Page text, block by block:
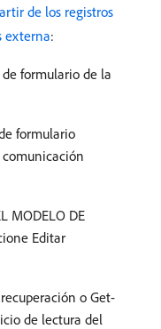
de los registros
externa:
formulario de la
formulario
MODELO DE
Editar
o Get-
de lectura del